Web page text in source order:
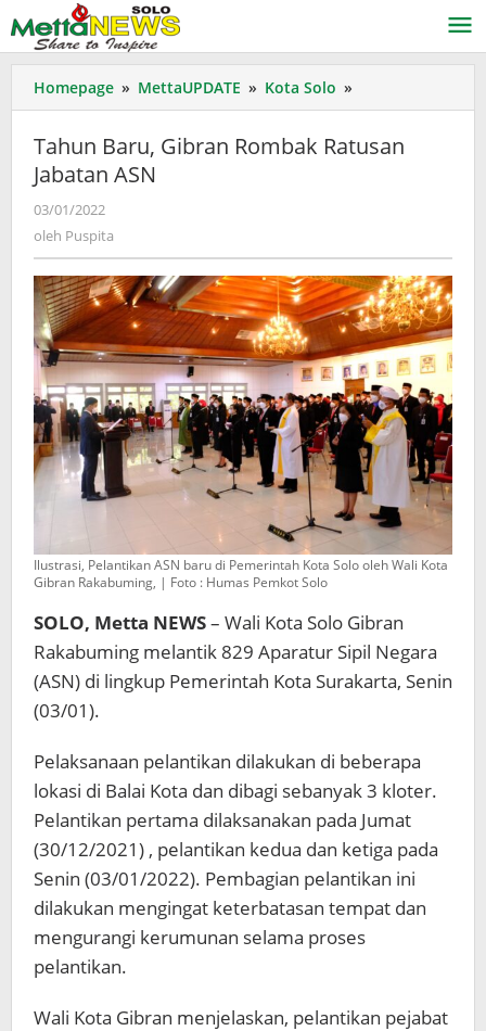
ke
konten
Homepage » MettaUPDATE » Kota Solo »
Baru,
Rombak
Tahun Baru, Gibran Rombak Ratusan
Jabatan ASN
03/01/2022
oleh Puspita
Ilustrasi, Pelantikan ASN baru di Pemerintah Kota Solo oleh Wali Kota
Gibran Rakabuming, | Foto : Humas Pemkot Solo
SOLO, Metta NEWS– Wali Kota Solo Gibran
Rakabuming melantik 829 Aparatur Sipil Negara
(ASN) di lingkup Pemerintah Kota Surakarta, Senin
(03/01).
Pelaksanaan pelantikan dilakukan di beberapa
lokasi di Balai Kota dan dibagi sebanyak 3 kloter.
Pelantikan pertama dilaksanakan pada Jumat
(30/12/2021) , pelantikan kedua dan ketiga pada
Senin (03/01/2022). Pembagian pelantikan ini
dilakukan mengingat keterbatasan tempat dan
mengurangi kerumunan selama proses
pelantikan.
Wali Kota Gibran menjelaskan, pelantikan pejabat